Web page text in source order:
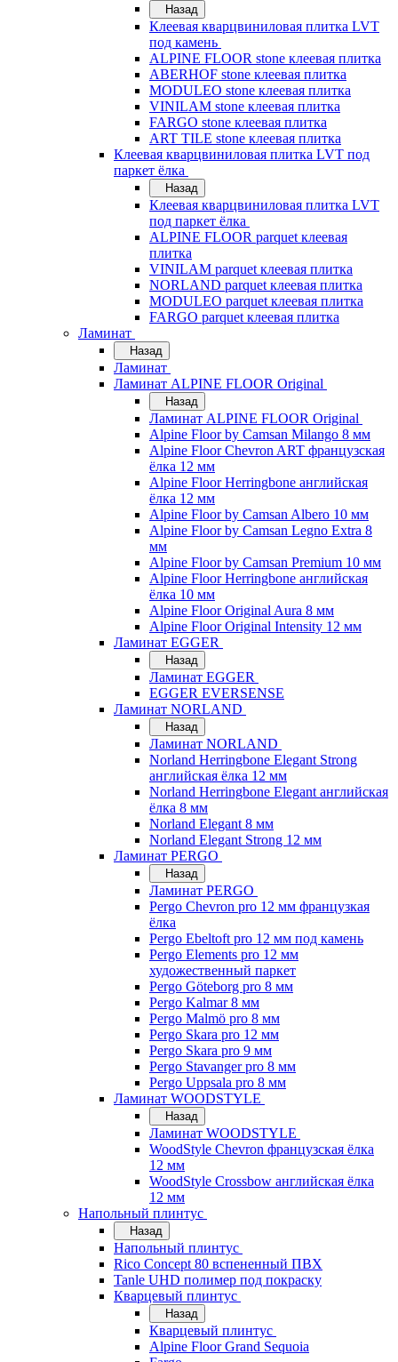
Назад
Клеевая кварцвиниловая плитка LVT
под камень
ALPINE FLOOR stone клеевая плитка
ABERHOF stone клеевая плитка
MODULEO stone клеевая плитка
VINILAM stone клеевая плитка
FARGO stone клеевая плитка
ART TILE stone клеевая плитка
Клеевая кварцвиниловая плитка LVT под
паркет ёлка
Назад
Клеевая кварцвиниловая плитка LVT
под паркет ёлка
ALPINE FLOOR parquet клеевая
плитка
VINILAM parquet клеевая плитка
NORLAND parquet клеевая плитка
MODULEO parquet клеевая плитка
FARGO parquet клеевая плитка
Ламинат
Назад
Ламинат
Ламинат ALPINE FLOOR Original
Назад
Ламинат ALPINE FLOOR Original
Alpine Floor by Camsan Milango 8 мм
Alpine Floor Chevron ART французская
ёлка 12 мм
Alpine Floor Herringbone английская
ёлка 12 мм
Alpine Floor by Camsan Albero 10 мм
Alpine Floor by Camsan Legno Extra 8
мм
Alpine Floor by Camsan Premium 10 мм
Alpine Floor Herringbone английская
ёлка 10 мм
Alpine Floor Original Aura 8 мм
Alpine Floor Original Intensity 12 мм
Ламинат EGGER
Назад
Ламинат EGGER
EGGER EVERSENSE
Ламинат NORLAND
Назад
Ламинат NORLAND
Norland Herringbone Elegant Strong
английская ёлка 12 мм
Norland Herringbone Elegant английская
ёлка 8 мм
Norland Elegant 8 мм
Norland Elegant Strong 12 мм
Ламинат PERGO
Назад
Ламинат PERGO
Pergo Chevron pro 12 мм французкая
ёлка
Pergo Ebeltoft pro 12 мм под камень
Pergo Elements pro 12 мм
художественный паркет
Pergo Göteborg pro 8 мм
Pergo Kalmar 8 мм
Pergo Malmö pro 8 мм
Pergo Skara pro 12 мм
Pergo Skara pro 9 мм
Pergo Stavanger pro 8 мм
Pergo Uppsala pro 8 мм
Ламинат WOODSTYLE
Назад
Ламинат WOODSTYLE
WoodStyle Chevron французская ёлка
12 мм
WoodStyle Crossbow английская ёлка
12 мм
Напольный плинтус
Назад
Напольный плинтус
Rico Concept 80 вспененный ПВХ
Tanle UHD полимер под покраску
Кварцевый плинтус
Назад
Кварцевый плинтус
Alpine Floor Grand Sequoia